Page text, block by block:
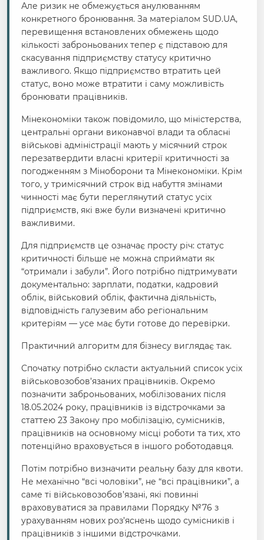
Але ризик не обмежується анулюванням
конкретного бронювання. За матеріалом SUD.UA,
перевищення встановлених обмежень щодо
кількості заброньованих тепер є підставою для
скасування підприємству статусу критично
важливого. Якщо підприємство втратить цей
статус, воно може втратити і саму можливість
бронювати працівників.
Мінекономіки також повідомило, що міністерства,
центральні органи виконавчої влади та обласні
військові адміністрації мають у місячний строк
перезатвердити власні критерії критичності за
погодженням з Міноборони та Мінекономіки. Крім
того, у тримісячний строк від набуття змінами
чинності має бути переглянутий статус усіх
підприємств, які вже були визначені критично
важливими.
Для підприємств це означає просту річ: статус
критичності більше не можна сприймати як
“отримали і забули”. Його потрібно підтримувати
документально: зарплати, податки, кадровий
облік, військовий облік, фактична діяльність,
відповідність галузевим або регіональним
критеріям — усе має бути готове до перевірки.
Практичний алгоритм для бізнесу виглядає так.
Спочатку потрібно скласти актуальний список усіх
військовозобов’язаних працівників. Окремо
позначити заброньованих, мобілізованих після
18.05.2024 року, працівників із відстрочками за
статтею 23 Закону про мобілізацію, сумісників,
працівників на основному місці роботи та тих, хто
потенційно враховується в іншого роботодавця.
Потім потрібно визначити реальну базу для квоти.
Не механічно “всі чоловіки”, не “всі працівники”, а
саме ті військовозобов’язані, які повинні
враховуватися за правилами Порядку №76 з
урахуванням нових роз’яснень щодо сумісників і
працівників з іншими відстрочками.